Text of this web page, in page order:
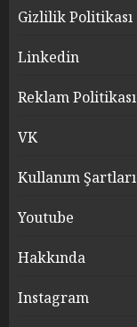
Gizlilik Politikası
Linkedin
Reklam Politikası
VK
Kullanım Şartları
Youtube
Hakkında
Instagram